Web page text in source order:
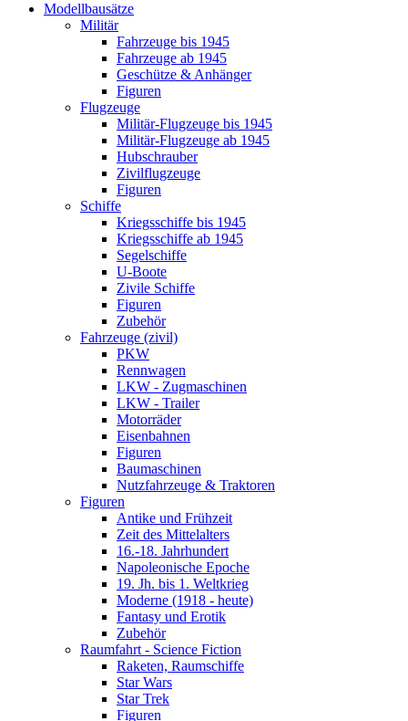
Modellbausätze
Militär
Fahrzeuge bis 1945
Fahrzeuge ab 1945
Geschütze & Anhänger
Figuren
Flugzeuge
Militär-Flugzeuge bis 1945
Militär-Flugzeuge ab 1945
Hubschrauber
Zivilflugzeuge
Figuren
Schiffe
Kriegsschiffe bis 1945
Kriegsschiffe ab 1945
Segelschiffe
U-Boote
Zivile Schiffe
Figuren
Zubehör
Fahrzeuge (zivil)
PKW
Rennwagen
LKW - Zugmaschinen
LKW - Trailer
Motorräder
Eisenbahnen
Figuren
Baumaschinen
Nutzfahrzeuge & Traktoren
Figuren
Antike und Frühzeit
Zeit des Mittelalters
16.-18. Jahrhundert
Napoleonische Epoche
19. Jh. bis 1. Weltkrieg
Moderne (1918 - heute)
Fantasy und Erotik
Zubehör
Raumfahrt - Science Fiction
Raketen, Raumschiffe
Star Wars
Star Trek
Figuren